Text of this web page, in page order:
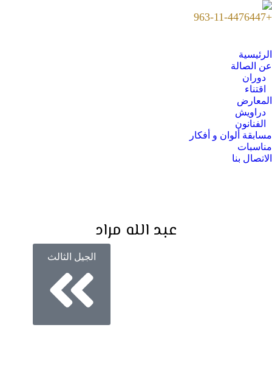
+963-11-4476447
الرئيسية
عن الصالة
دوران
اقتناء
المعارض
دراويش
الفنانون
مسابقة ألوان و أفكار
مناسبات
الاتصال بنا
عبد الله مراد
الجيل الثالث